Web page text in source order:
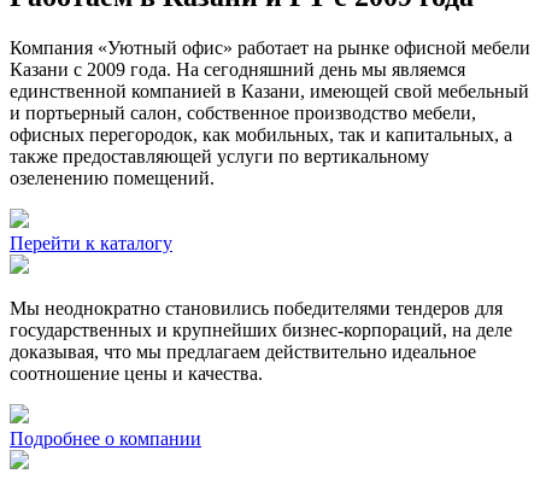
Компания «Уютный офис» работает на рынке офисной мебели
Казани с 2009 года. На сегодняшний день мы являемся
единственной компанией в Казани, имеющей свой мебельный
и портьерный салон, собственное производство мебели,
офисных перегородок, как мобильных, так и капитальных, а
также предоставляющей услуги по вертикальному
озеленению помещений.
Перейти к каталогу
Мы неоднократно становились победителями тендеров для
государственных и крупнейших бизнес-корпораций, на деле
доказывая, что мы предлагаем действительно идеальное
соотношение цены и качества.
Подробнее о компании